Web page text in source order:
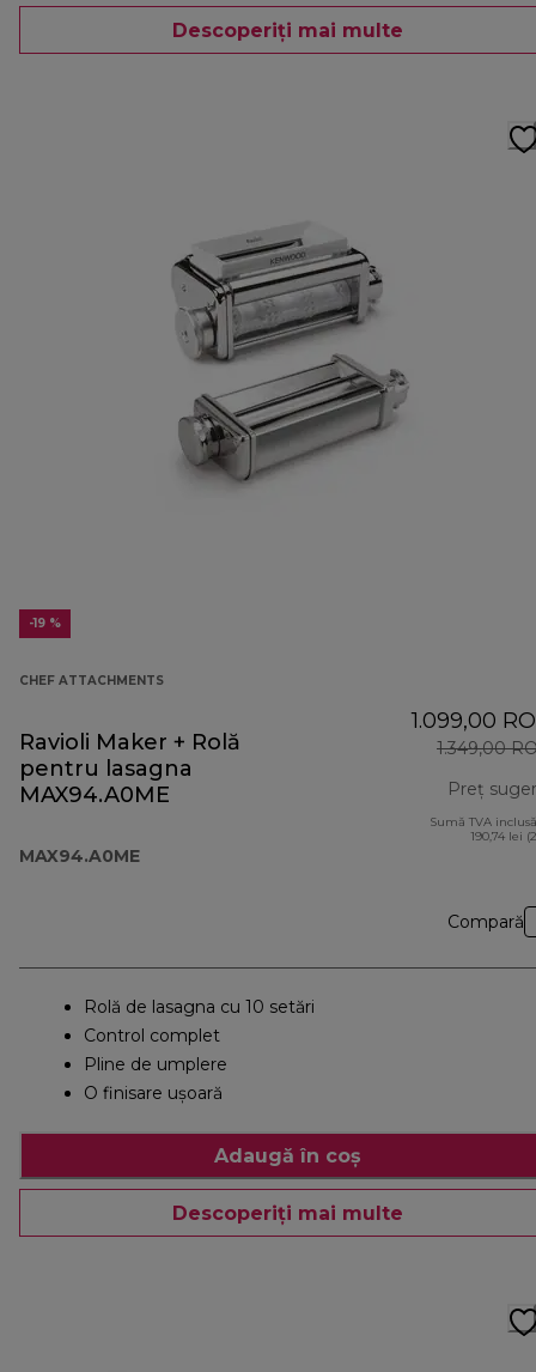
Descoperiți mai multe
-19 %
CHEF ATTACHMENTS
Ravioli Maker + Rolă
pentru lasagna
MAX94.A0ME
MAX94.A0ME
1.099,00
1.349,00
Preț
Sumă TVA
190,74 lei
Compară
Rolă de lasagna cu 10 setări
Control complet
Pline de umplere
O finisare ușoară
Adaugă în coș
Descoperiți mai multe